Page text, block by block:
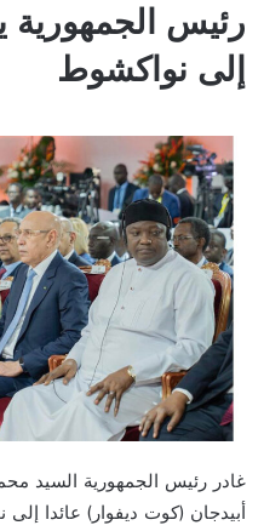
رئيس الجمهورية
إلى نواكشوط
غادر رئيس الجمهورية السيد
أبيدجان (كوت ديفوار) عائدا